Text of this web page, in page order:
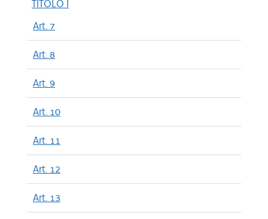
TITOLO I
Art. 7
Art. 8
Art. 9
Art. 10
Art. 11
Art. 12
Art. 13